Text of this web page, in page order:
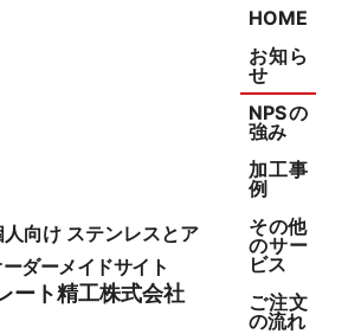
向け ステンレスとア
ダーメイドサイト
ート精工株式会社
HOME
お知ら
せ
NPSの
強み
加工事
例
その他
のサー
ビス
ご注文
の流れ
せ